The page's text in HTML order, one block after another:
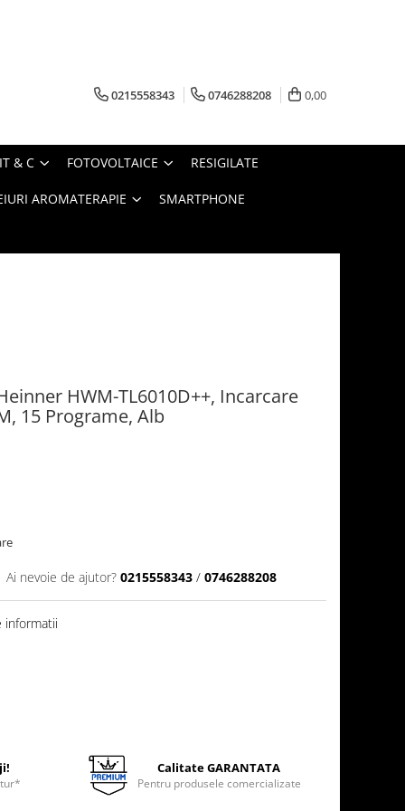
0215558343 0746288208 0,00
IT & C FOTOVOLTAICE RESIGILATE
AROMATERAPIE SMARTPHONE
HWM-TL6010D++, Incarcare
15 Programe, Alb
Ai nevoie de ajutor? 0215558343 / 0746288208
informatii
Calitate GARANTATA
Pentru produsele comercializate